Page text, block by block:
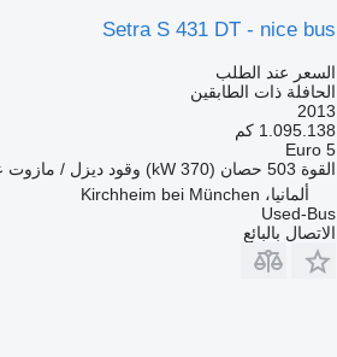
Setra S 431 DT - nice bus
السعر عند الطلب
الحافلة ذات الطابقين
2013
1.095.138 كم
Euro 5
القوة 503 حصان (370 kW) وقود ديزل / مازوت
ألمانيا، Kirchheim bei München
Used-Bus
الاتصال بالبائع